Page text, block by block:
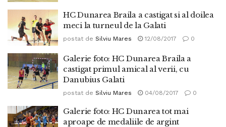
HC Dunarea Braila a castigat si al doilea
meci la turneul de la Galati
postat de Silviu Mares 12/08/2017 0
Galerie foto: HC Dunarea Braila a
castigat primul amical al verii, cu
Danubius Galati
postat de Silviu Mares 04/08/2017 0
Galerie foto: HC Dunarea tot mai
aproape de medaliile de argint